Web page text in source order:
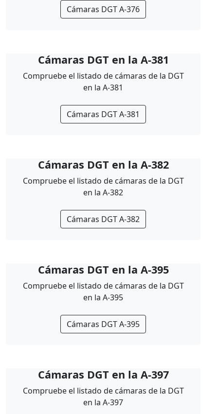
Cámaras DGT A-376
Cámaras DGT en la A-381
Compruebe el listado de cámaras de la DGT
en la A-381
Cámaras DGT A-381
Cámaras DGT en la A-382
Compruebe el listado de cámaras de la DGT
en la A-382
Cámaras DGT A-382
Cámaras DGT en la A-395
Compruebe el listado de cámaras de la DGT
en la A-395
Cámaras DGT A-395
Cámaras DGT en la A-397
Compruebe el listado de cámaras de la DGT
en la A-397